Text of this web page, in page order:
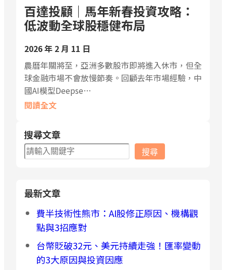
百達投顧｜馬年新春投資攻略：
低波動全球股穩健布局
2026 年 2 月 11 日
農曆年關將至，亞洲多數股市即將進入休市，但全
球金融市場不會放慢節奏。回顧去年市場經驗，中
國AI模型Deepse…
閱讀全文
搜尋文章
搜
尋
搜尋
最新文章
費半技術性熊市：AI股修正原因、機構觀
點與3招應對
台幣貶破32元、美元持續走強！匯率變動
的3大原因與投資因應